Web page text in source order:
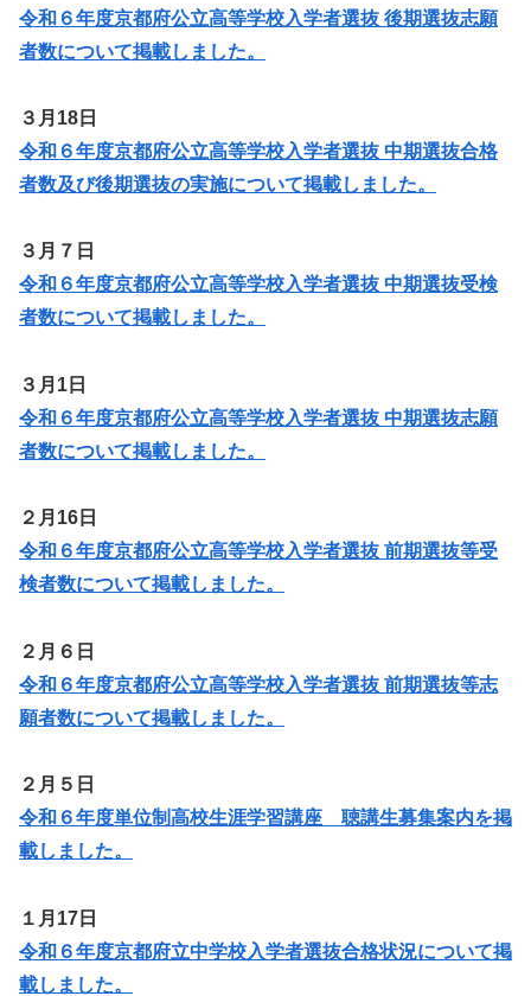
令和６年度京都府公立高等学校入学者選抜 後期選抜志願
者数について掲載しました。
３月18日
令和６年度京都府公立高等学校入学者選抜 中期選抜合格
者数及び後期選抜の実施について掲載しました。
３月７日
令和６年度京都府公立高等学校入学者選抜 中期選抜受検
者数について掲載しました。
３月1日
令和６年度京都府公立高等学校入学者選抜 中期選抜志願
者数について掲載しました。
２月16日
令和６年度京都府公立高等学校入学者選抜 前期選抜等受
検者数について掲載しました。
２月６日
令和６年度京都府公立高等学校入学者選抜 前期選抜等志
願者数について掲載しました。
２月５日
令和６年度単位制高校生涯学習講座 聴講生募集案内を掲
載しました。
１月17日
令和６年度京都府立中学校入学者選抜合格状況について掲
載しました。